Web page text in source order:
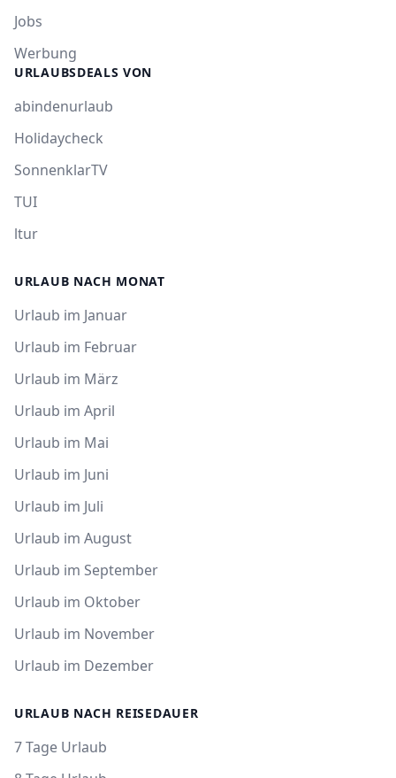
Jobs
Werbung
URLAUBSDEALS VON
abindenurlaub
Holidaycheck
SonnenklarTV
TUI
ltur
URLAUB NACH MONAT
Urlaub im Januar
Urlaub im Februar
Urlaub im März
Urlaub im April
Urlaub im Mai
Urlaub im Juni
Urlaub im Juli
Urlaub im August
Urlaub im September
Urlaub im Oktober
Urlaub im November
Urlaub im Dezember
URLAUB NACH REISEDAUER
7 Tage Urlaub